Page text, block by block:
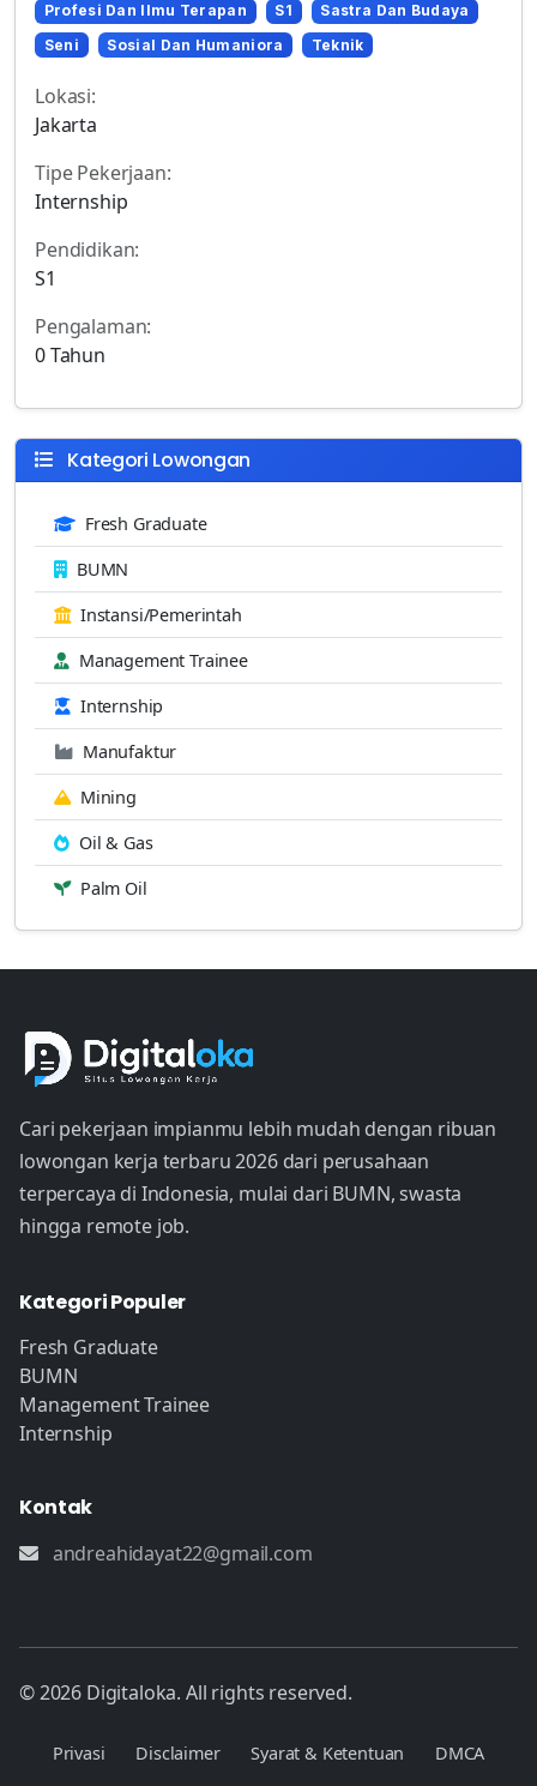
Profesi Dan Ilmu Terapan
S1
Sastra Dan Budaya
Seni
Sosial Dan Humaniora Teknik
Lokasi:
Jakarta
Tipe Pekerjaan:
Internship
Pendidikan:
S1
Pengalaman:
0 Tahun
Kategori Lowongan
Fresh Graduate
BUMN
Instansi/Pemerintah
Management Trainee
Internship
Manufaktur
Mining
Oil & Gas
Palm Oil
Cari pekerjaan impianmu lebih mudah dengan ribuan
lowongan kerja terbaru 2026 dari perusahaan
terpercaya di Indonesia, mulai dari BUMN, swasta
hingga remote job.
Kategori Populer
Fresh Graduate
BUMN
Management Trainee
Internship
Kontak
andreahidayat22@gmail.com
© 2026 Digitaloka. All rights reserved.
Privasi Disclaimer Syarat & Ketentuan DMCA